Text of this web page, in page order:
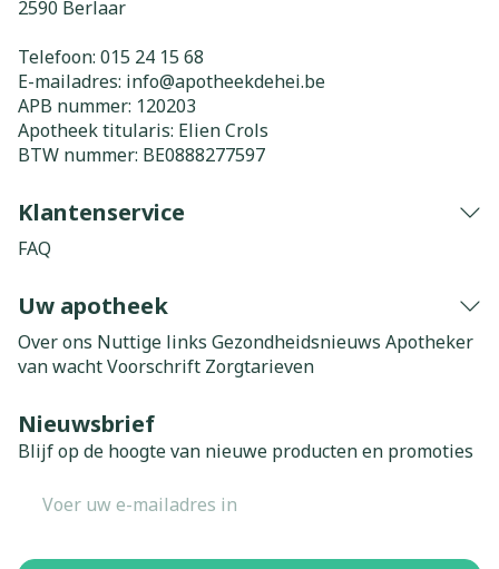
2590 Berlaar
Telefoon: 015 24 15 68
E-mailadres: info@apotheekdehei.be
APB nummer: 120203
Apotheek titularis: Elien Crols
BTW nummer: BE0888277597
Klantenservice
FAQ
Uw apotheek
Over ons Nuttige links Gezondheidsnieuws Apotheker
van wachtVoorschrift Zorgtarieven
Nieuwsbrief
Blijf op de hoogte van nieuwe producten en promoties